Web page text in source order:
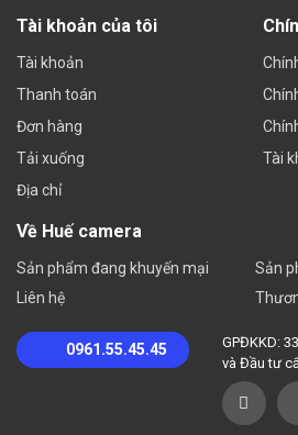
Tài khoản của tôi
Tài khoản
Thanh toán
Đơn hàng
Tải xuống
Địa chỉ
Tài
Về Huế camera
Sản phẩm đang khuyến mại
Liên hệ
Sản
0961.55.45.45
GPĐKKD:
và Đầu tư